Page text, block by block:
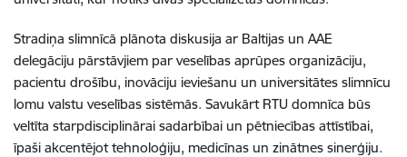
Stradiņa slimnīcā plānota diskusija ar Baltijas un AAE
delegāciju pārstāvjiem par veselības aprūpes organizāciju,
pacientu drošību, inovāciju ieviešanu un universitātes slimnīcu
lomu valstu veselības sistēmās. Savukārt RTU domnīca būs
veltīta starpdisciplinārai sadarbībai un pētniecības attīstībai,
īpaši akcentējot tehnoloģiju, medicīnas un zinātnes sinerģiju.